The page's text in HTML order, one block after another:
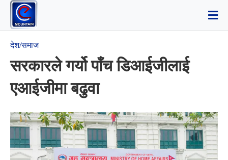
देश/समाज
सरकारले गर्यो पाँच डिआईजीलाई
एआईजीमा बढुवा